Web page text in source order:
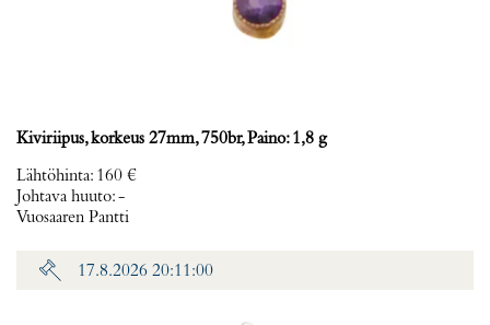
Kiviriipus, korkeus 27mm, 750br, Paino: 1,8 g
Lähtöhinta: 160 €
Johtava huuto:-
Vuosaaren Pantti
17.8.2026 20:11:00